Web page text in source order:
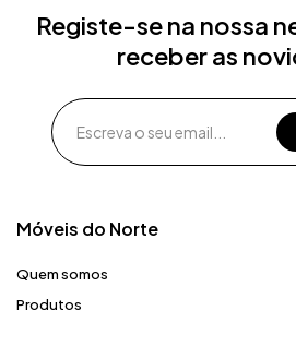
Móveis do Norte​
Quem somos
Produtos
Registe-se na nossa
receber as